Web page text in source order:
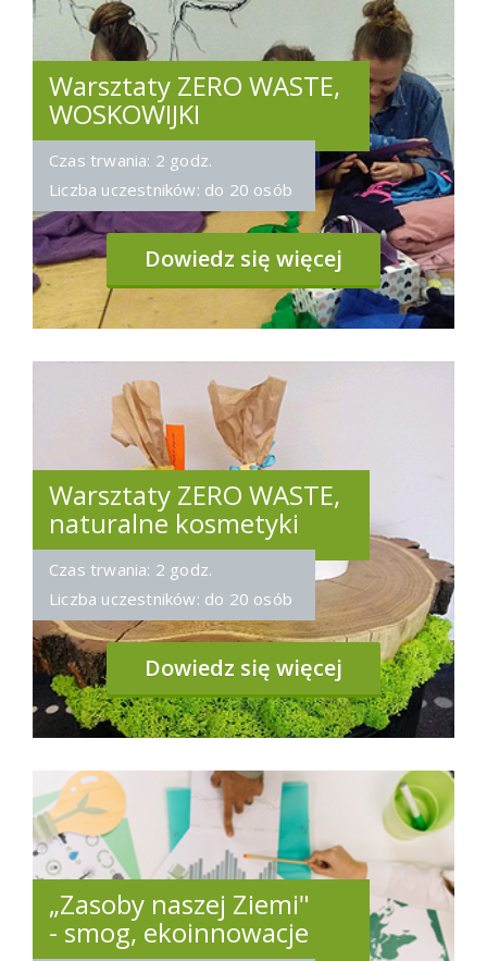
Warsztaty ZERO WASTE,
WOSKOWIJKI
Czas trwania: 2 godz.
Liczba uczestników: do 20 osób
Dowiedz się więcej
Warsztaty ZERO WASTE,
naturalne kosmetyki
Czas trwania: 2 godz.
Liczba uczestników: do 20 osób
Dowiedz się więcej
„Zasoby naszej Ziemi"
- smog, ekoinnowacje